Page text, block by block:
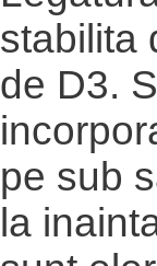
stabilita
de D3.
pe sub
la